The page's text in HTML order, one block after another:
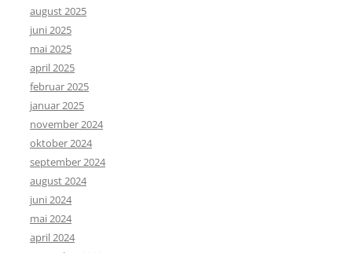
august 2025
juni 2025
mai 2025
april 2025
februar 2025
januar 2025
november 2024
oktober 2024
september 2024
august 2024
juni 2024
mai 2024
april 2024